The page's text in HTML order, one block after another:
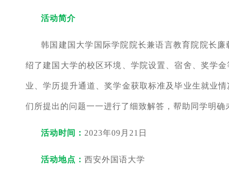
活动简介
韩国建国大学国际学院院长兼语言教育院院长
绍了建国大学的校区环境、学院设置、宿舍、奖学
业、学历提升通道、奖学金获取标准及毕业生就业
们所提出的问题一一进行了细致解答，帮助同学明确
活动时间： 2023年09月21日
活动地点： 西安外国语大学